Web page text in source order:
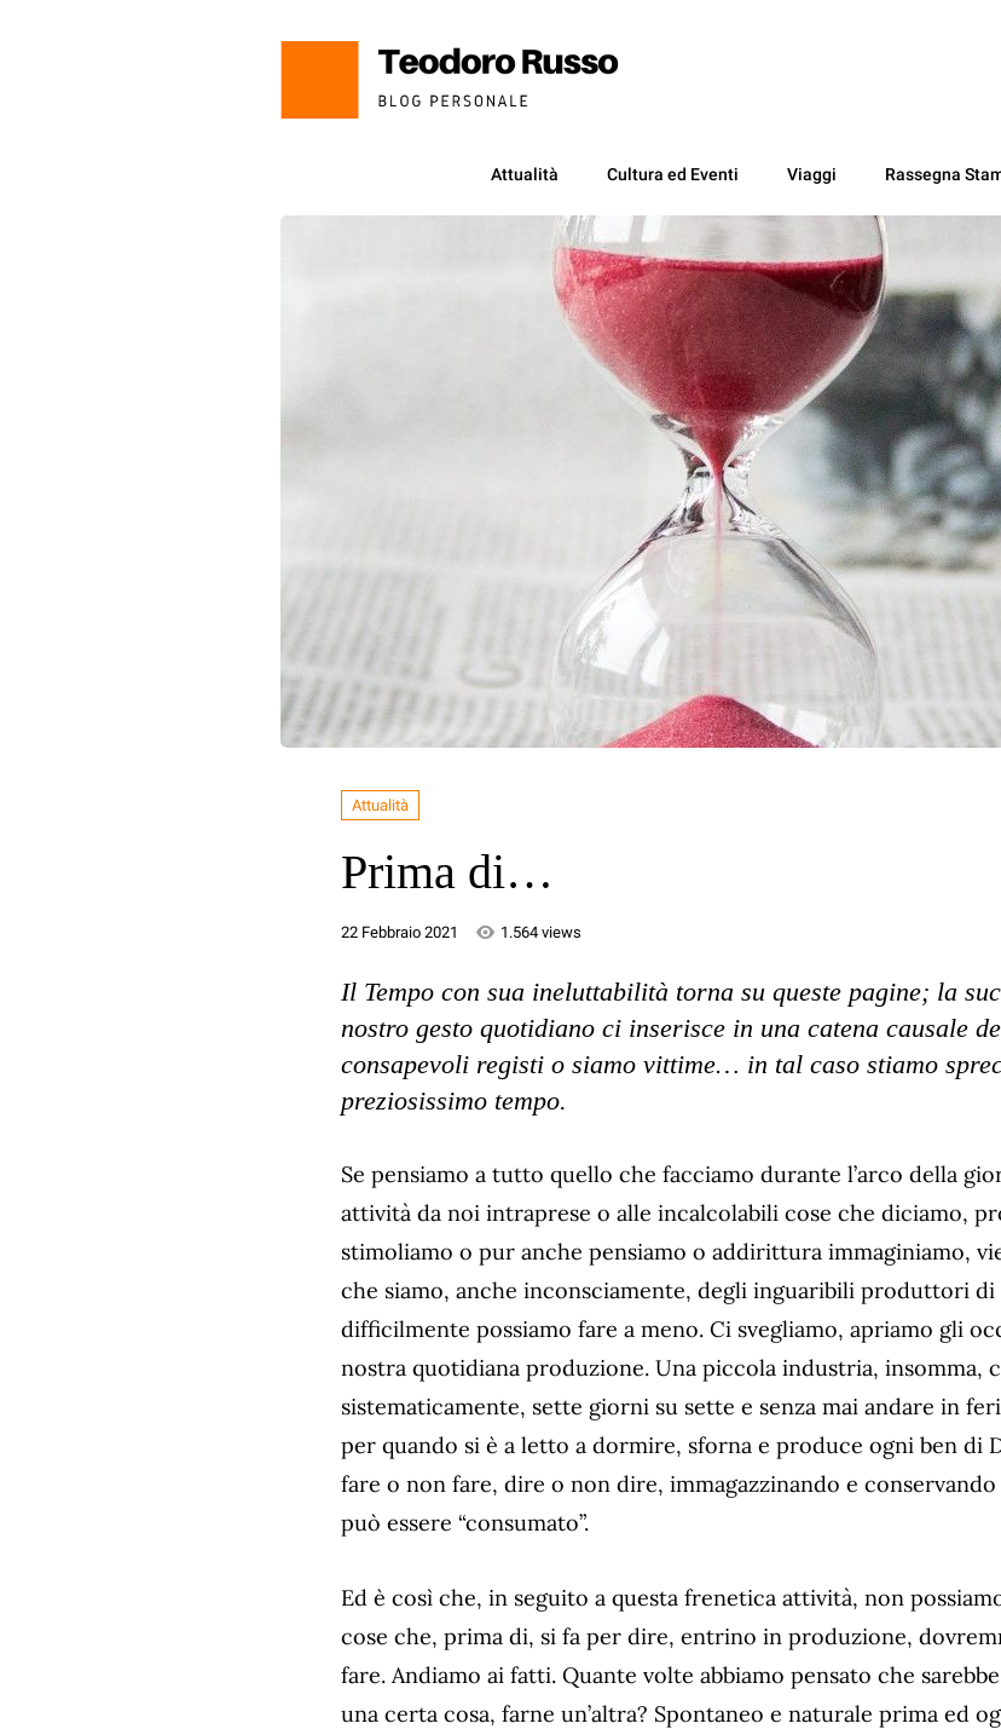
Attualità Cultura ed Eventi Viaggi Rassegna
Attualità
Prima di…
22 Febbraio 2021 1.564 views
Il Tempo con sua ineluttabilità torna su queste pagine; la
nostro gesto quotidiano ci inserisce in una catena causale
consapevoli registi o siamo vittime… in tal caso stiamo
preziosissimo tempo.
Se pensiamo a tutto quello che facciamo durante l’arco della
attività da noi intraprese o alle incalcolabili cose che diciamo,
stimoliamo o pur anche pensiamo o addirittura immaginiamo,
che siamo, anche inconsciamente, degli inguaribili produttori
difficilmente possiamo fare a meno. Ci svegliamo, apriamo gli
nostra quotidiana produzione. Una piccola industria, insomma,
sistematicamente, sette giorni su sette e senza mai andare in
per quando si è a letto a dormire, sforna e produce ogni ben di
fare o non fare, dire o non dire, immagazzinando e
può essere “consumato”.
Ed è così che, in seguito a questa frenetica attività, non
cose che, prima di, si fa per dire, entrino in produzione,
fare. Andiamo ai fatti. Quante volte abbiamo pensato che
una certa cosa, farne un’altra? Spontaneo e naturale prima ed